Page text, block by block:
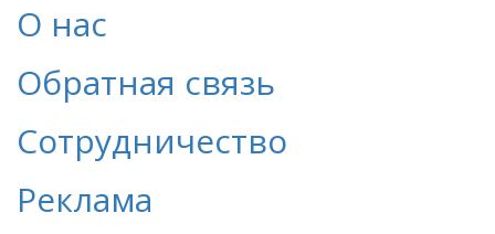
О нас
Обратная связь
Сотрудничество
Реклама